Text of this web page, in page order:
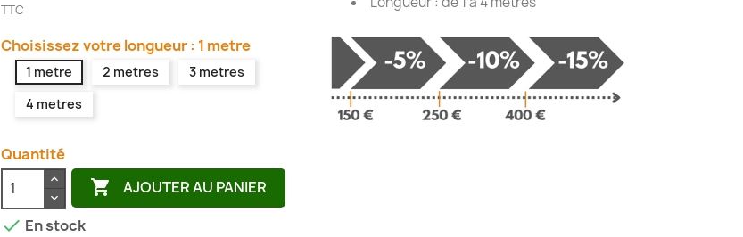
TTC
Choisissez votre longueur : 1 metre
1 metre 2 metres
3 metres
4 metres
Quantité
 AJOUTER AU PANIER
 En stock